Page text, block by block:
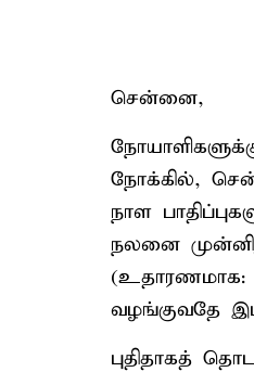
சென்னை,
நோக்கில்,
நாள
நலனை
(உதாரணமாக:
வழங்குவதே
புதிதாகத்